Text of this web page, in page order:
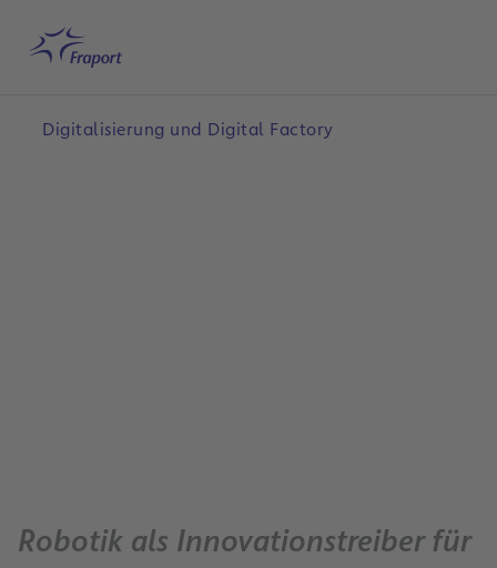
Startseite
Digitalisierung und Digital Factory
Robotik als Innovationstreiber für